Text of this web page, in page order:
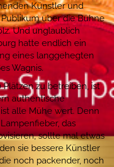
Künstler und
über die Bühne
Und unglaublich
hatte endlich ein
eines langgehegten
Wagnis.
zu betreiben, ist
authentische
alle Mühe wert. Denn
das
sollte mal etwas
sie bessere Künstler
noch packender, noch